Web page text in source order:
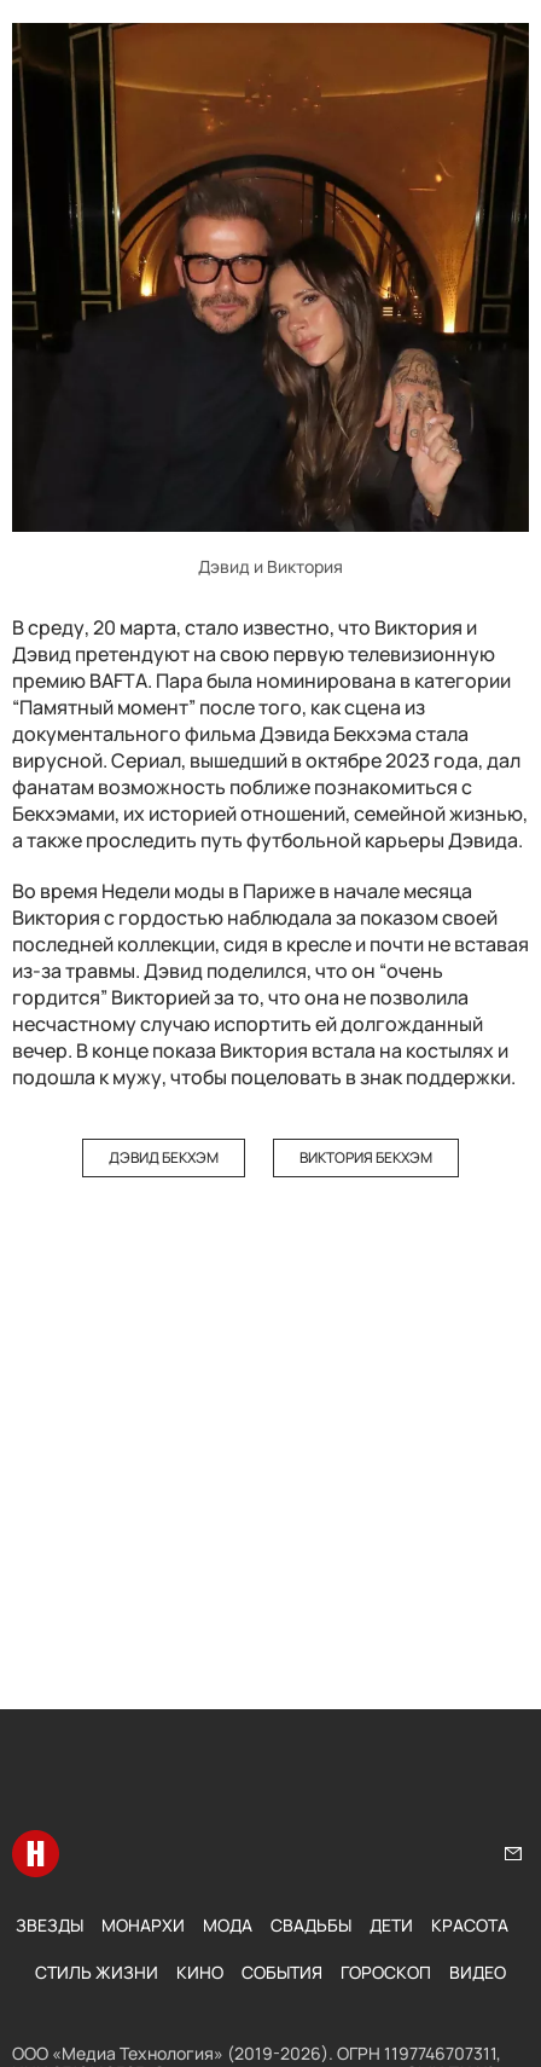
Дэвид и Виктория
В среду, 20 марта, стало известно, что Виктория и
Дэвид претендуют на свою первую телевизионную
премию BAFTA. Пара была номинирована в категории
“Памятный момент” после того, как сцена из
документального фильма Дэвида Бекхэма стала
вирусной. Сериал, вышедший в октябре 2023 года, дал
фанатам возможность поближе познакомиться с
Бекхэмами, их историей отношений, семейной жизнью,
а также проследить путь футбольной карьеры Дэвида.
Во время Недели моды в Париже в начале месяца
Виктория с гордостью наблюдала за показом своей
последней коллекции, сидя в кресле и почти не вставая
из-за травмы. Дэвид поделился, что он “очень
гордится” Викторией за то, что она не позволила
несчастному случаю испортить ей долгожданный
вечер. В конце показа Виктория встала на костылях и
подошла к мужу, чтобы поцеловать в знак поддержки.
ДЭВИД БЕКХЭМ ВИКТОРИЯ БЕКХЭМ
Перейти на главную
ЗВЕЗДЫ МОНАРХИ МОДА СВАДЬБЫ ДЕТИ КРАСОТА
СТИЛЬ ЖИЗНИ КИНО СОБЫТИЯ ГОРОСКОП ВИДЕО
ООО «Медиа Технология» (2019-2026). ОГРН 1197746707311,